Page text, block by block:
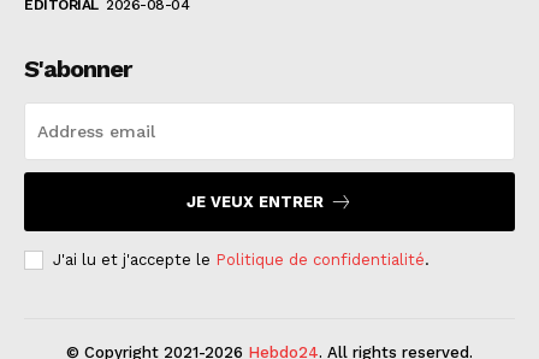
EDITORIAL 2026-08-04
S'abonner
JE VEUX ENTRER
J'ai lu et j'accepte le Politique de confidentialité.
© Copyright 2021-2026 Hebdo24. All rights reserved.